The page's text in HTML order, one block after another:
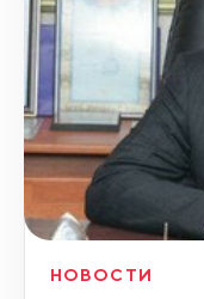
НОВОСТИ